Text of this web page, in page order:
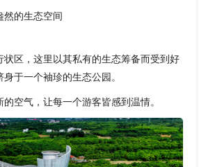
然的生态空间
状区，这里以其私有的生态筹备而受到好
于一个袖珍的生态公园。
空气，让每一个游客皆感到温情。